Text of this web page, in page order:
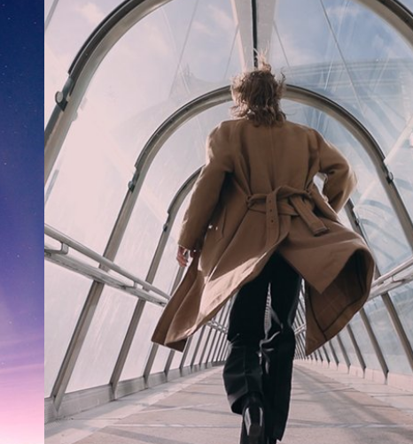
Koulutuksia ja
valmennuksia
eri teemoista
Aalto EE:n kattava koulutusvalikoima
tarjoaa mahdollisuuden yksilölliseen
oppimispolkuun liikkeenjohdolle, kokeneille
asiantuntijoille ja tuleville johtajille.
Katso kaikki koulutusteemat